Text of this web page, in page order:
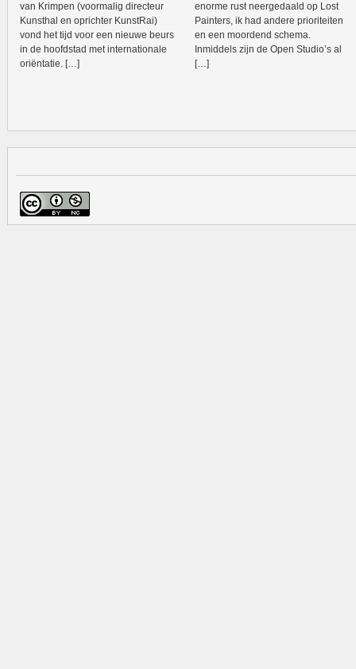
van Krimpen (voormalig directeur
Kunsthal en oprichter KunstRai)
vond het tijd voor een nieuwe beurs
in de hoofdstad met internationale
oriëntatie. […]
enorme rust neergedaald op Lost
Painters, ik had andere prioriteiten
en een moordend schema.
Inmiddels zijn de Open Studio’s al
[…]